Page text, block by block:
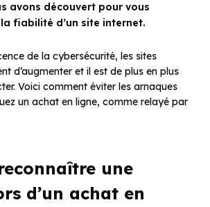
avons découvert pour vous
fiabilité d’un site internet.
de la cybersécurité, les sites
d’augmenter et il est de plus en plus
Voici comment éviter les arnaques
un achat en ligne, comme relayé par
une
d’un achat en